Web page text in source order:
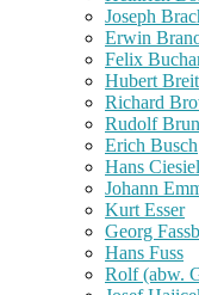
Joseph
Erwin
Felix
Hubert
Richard
Rudolf
Erich Busch
Hans
Johann
Kurt Esser
Georg
Hans Fuss
Rolf (abw.